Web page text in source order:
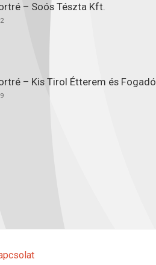
– Soós Tészta Kft.
– Kis Tirol Étterem és Fogadó